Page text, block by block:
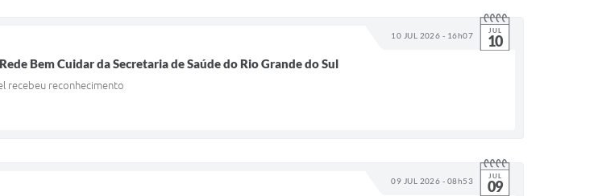
10 JUL 2026 - 16h07 JUL
10
Bem Cuidar da Secretaria de Saúde do Rio Grande do Sul
recebeu reconhecimento
09 JUL 2026 - 08h53 JUL
09